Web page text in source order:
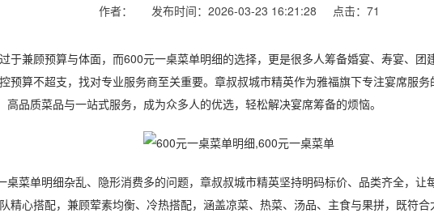
作者： 发布时间：2026-03-23 16:21:28 点击： 71
兼顾预算与体面，而600元一桌菜单明细的选择，更是很多人筹备婚宴、寿宴、团
预算不超支，找对专业服务商至关重要。章叔叔城市精英作为雅福旗下专注宴席服
品质菜品与一站式服务，成为众多人的优选，轻松解决宴席筹备的烦恼。
菜单明细杂乱、隐形消费多的问题，章叔叔城市精英坚持明码标价、品类齐全，让
精心搭配，兼顾荤素均衡、冷热搭配，涵盖凉菜、热菜、汤品、主食与果拼，既符